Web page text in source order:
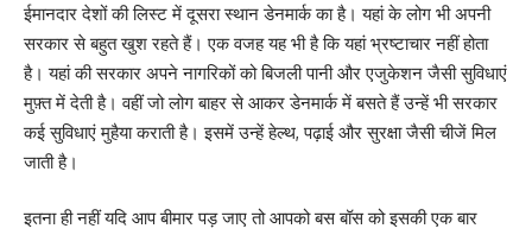
ईमानदार देशों की लिस्ट में दूसरा स्थान डेनमार्क का है। यहां के लोग भी अपनी
सरकार से बहुत खुश रहते हैं। एक वजह यह भी है कि यहां भ्रष्टाचार नहीं होता
है। यहां की सरकार अपने नागरिकों को बिजली पानी और एजुकेशन जैसी सुविधाएं
मुफ़्त में देती है। वहीं जो लोग बाहर से आकर डेनमार्क में बसते हैं उन्हें भी सरकार
कई सुविधाएं मुहैया कराती है। इसमें उन्हें हेल्थ, पढ़ाई और सुरक्षा जैसी चीजें मिल
जाती है।
इतना ही नहीं यदि आप बीमार पड़ जाए तो आपको बस बॉस को इसकी एक बार